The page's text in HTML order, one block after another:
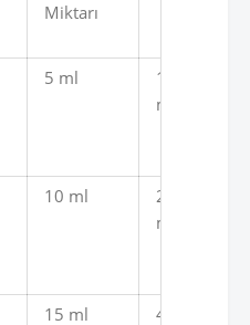
Miktarı
5 ml
1.400
ml
10 ml
2.800
ml
15 ml 4.200